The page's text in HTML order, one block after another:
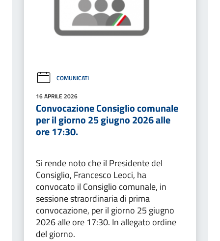
COMUNICATI
16 APRILE 2026
Convocazione Consiglio comunale
per il giorno 25 giugno 2026 alle
ore 17:30.
Si rende noto che il Presidente del
Consiglio, Francesco Leoci, ha
convocato il Consiglio comunale, in
sessione straordinaria di prima
convocazione, per il giorno 25 giugno
2026 alle ore 17:30. In allegato ordine
del giorno.